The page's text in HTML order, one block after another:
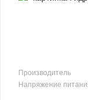
Производитель
Напряжение